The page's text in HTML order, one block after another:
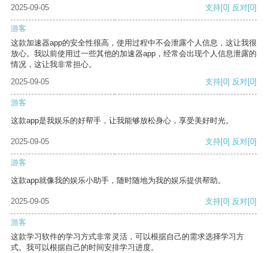
2025-09-05
支持[0] 反对[0]
游客
这款加速器app的安全性很高，使用过程中不会泄露个人信息，这让我很
放心。我以前使用过一些其他的加速器app，经常会出现个人信息泄露的
情况，这让我非常担心。
2025-09-05
支持[0] 反对[0]
游客
这款app是我娱乐的好帮手，让我能够放松身心，享受美好时光。
2025-09-05 支持[0] 反对[0]
游客
这款app就像我的娱乐小助手，随时随地为我的娱乐提供帮助。
2025-09-05 支持[0] 反对[0]
游客
这款学习软件的学习方式非常灵活，可以根据自己的需求选择学习方
式。我可以根据自己的时间安排学习进度。